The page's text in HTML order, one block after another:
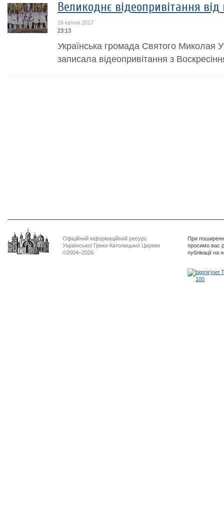
Великоднє відеопривітання
16 квітня 2017
23:13
Українська громада Святого Миколая
записала відеопривітання з
Офіційний інформаційний ресурс
Української Греко-Католицької Церкви
©2004–2026
При
просимо вас
публікації на